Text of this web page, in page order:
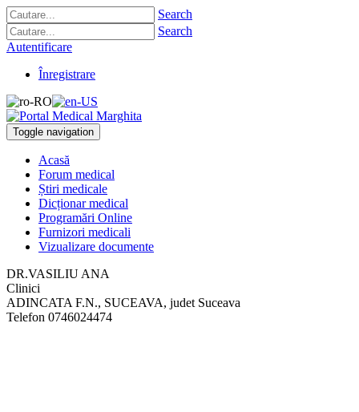
Search
Search
Autentificare
Înregistrare
Toggle navigation
Acasă
Forum medical
Știri medicale
Dicționar medical
Programări Online
Furnizori medicali
Vizualizare documente
DR.VASILIU ANA
Clinici
ADINCATA F.N., SUCEAVA, judet Suceava
Telefon 0746024474